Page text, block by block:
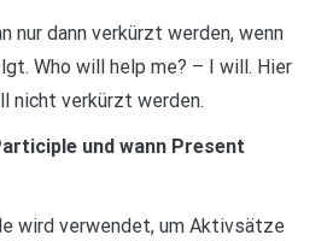
nur dann verkürzt werden, wenn
Who will help me? – I will. Hier
nicht verkürzt werden.
und wann Present
wird verwendet, um Aktivsätze